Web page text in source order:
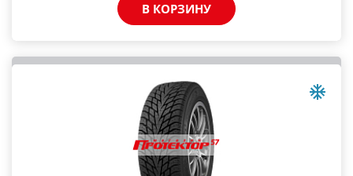
В КОРЗИНУ